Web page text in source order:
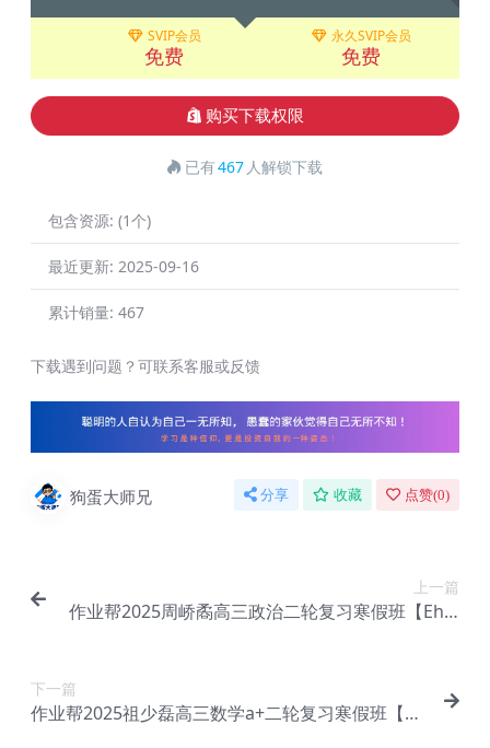
SVIP会员
免费
永久SVIP会员
免费
购买下载权限
已有467 人解锁下载
包含资源: (1个)
最近更新: 2025-09-16
累计销量: 467
下载遇到问题？可联系客服或反馈
狗蛋大师兄 分享 收藏 点赞(0)
上一篇
作业帮2025周峤矞高三政治二轮复习寒假班【Eh-0
下一篇
作业帮2025祖少磊高三数学a+二轮复习寒假班【Eb